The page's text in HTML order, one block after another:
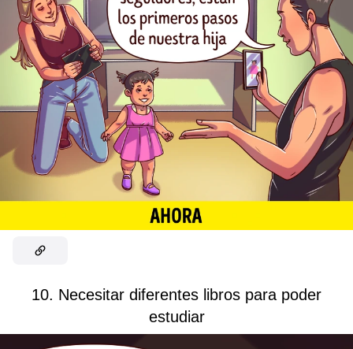
10. Necesitar diferentes libros para poder
estudiar